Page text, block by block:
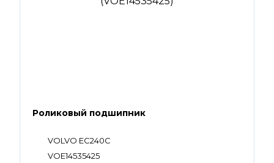
Роликовый подшипник
VOLVO EC240C
VOE14535425